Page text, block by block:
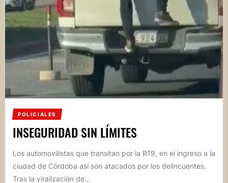
POLICIALES
INSEGURIDAD SIN LÍMITES
Los automovilistas que transitan por la R19, en el ingreso a la
ciudad de Córdoba así son atacados por los delincuentes.
Tras la viralización de...